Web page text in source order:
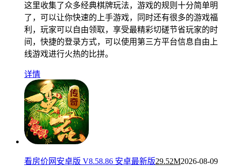
这里收集了众多经典棋牌玩法，游戏的规则十分简单明
了，可以让你快速的上手游戏，同时还有很多的游戏福
利，玩家可以自由领取，享受最精彩切磋节省玩家的时
间，快捷的登录方式，可以使用第三方平台信息自由上
线游戏进行火热的比拼。
详情
看房价网安卓版 V8.58.86 安卓最新版29.52M2026-08-09